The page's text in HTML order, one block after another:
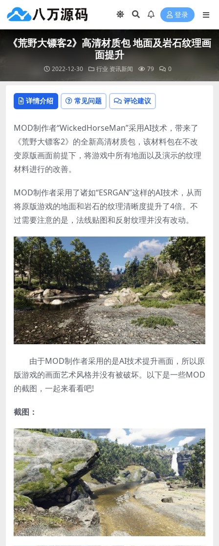
登录
《荒野大镖客2》高清材质包 地面及岩石纹理画
面提升
2022-12-30 行业 资讯新闻 79 0
详情介绍 常见问题 评论建议
MOD制作者“WickedHorseMan”采用AI技术，带来了
《荒野大镖客2》的全新高清材质包，该材料包在不改
变原版画面前提下，将游戏中所有地面以及演示的纹理
材料进行的改善。
MOD制作者采用了诸如“ESRGAN”这样的AI技术，从而
将原版游戏的地面和岩石的纹理清晰度提升了4倍。不
过需要注意的是，法线贴图和反射纹理并没有改动。
由于MOD制作者采用的是AI技术提升画面，所以原
版游戏的画面艺术风格并没有被破坏。以下是一些MOD
的截图，一起来看看吧!
截图：